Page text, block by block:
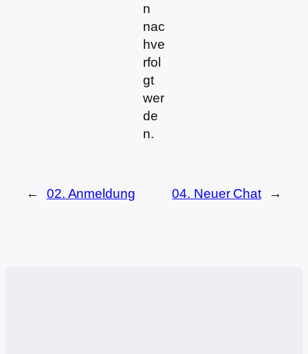
n
nac
hve
rfol
gt
wer
de
n.
← 02. Anmeldung 04. Neuer Chat →